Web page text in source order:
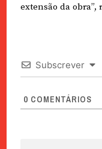
extensão da obra”,
Subscrever
0 COMENTÁRIOS